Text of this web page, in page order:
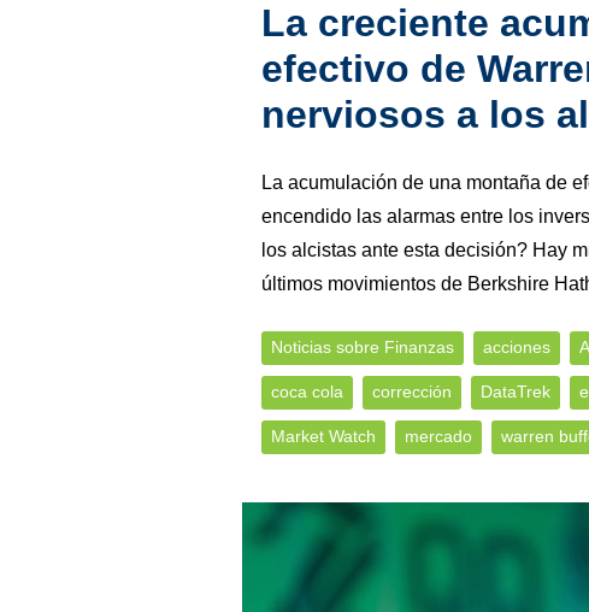
La creciente
efectivo de
nerviosos a los
La acumulación de una montaña de
encendido las alarmas entre los
los alcistas ante esta decisión? Hay
últimos movimientos de Berkshire
Noticias sobre Finanzas acciones
coca cola corrección DataTrek
Market Watch mercado warren